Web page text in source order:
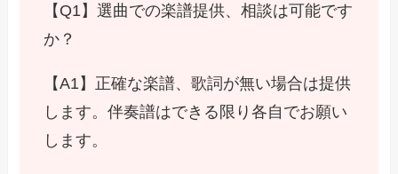
【Q1】選曲での楽譜提供、相談は可能です
か？
【A1】正確な楽譜、歌詞が無い場合は提供
します。伴奏譜はできる限り各自でお願い
します。